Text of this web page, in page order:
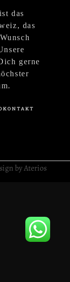
das
das
gerne
KONTAKT
by Aterios